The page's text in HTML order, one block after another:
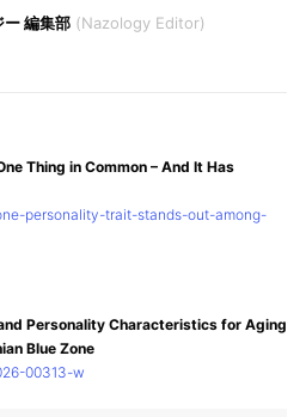
ー 編集部 Nazology Editor
Thing in Common – And It Has
personality-trait-stands-out-among-
Personality Characteristics for Aging
Blue Zone
00313-w